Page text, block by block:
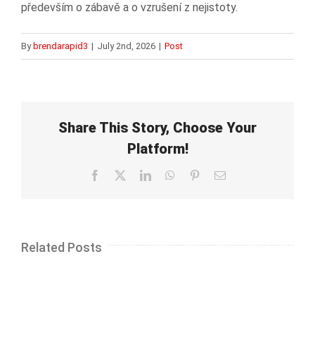
především o zábavě a o vzrušení z nejistoty.
By brendarapid3 | July 2nd, 2026 | Post
Share This Story, Choose Your
Platform!
Facebook LinkedInWhatsApp
PinterestEmail
Related Posts